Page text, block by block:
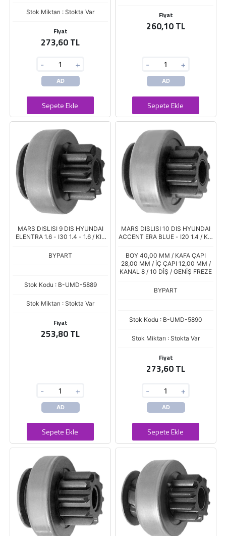
Stok Miktarı : Stokta Var
Fiyat
273,60 TL
- +
AD
Sepete Ekle
Fiyat
260,10 TL
- +
AD
Sepete Ekle
MARS DISLISI 9 DIS HYUNDAI
ELENTRA 1.6 - I30 1.4 - 1.6 / KIA
BYPART
Stok Kodu : B-UMD-5889
Stok Miktarı : Stokta Var
Fiyat
253,80 TL
- +
AD
Sepete Ekle
MARS DISLISI 10 DIS HYUNDAI
ACCENT ERA BLUE - I20 1.4 / KIA
BOY 40,00 MM / KAFA ÇAPI
28,00 MM / İÇ ÇAPI 12,00 MM /
KANAL 8 / 10 DİŞ / GENİŞ FREZE
BYPART
Stok Kodu : B-UMD-5890
Stok Miktarı : Stokta Var
Fiyat
273,60 TL
- +
AD
Sepete Ekle